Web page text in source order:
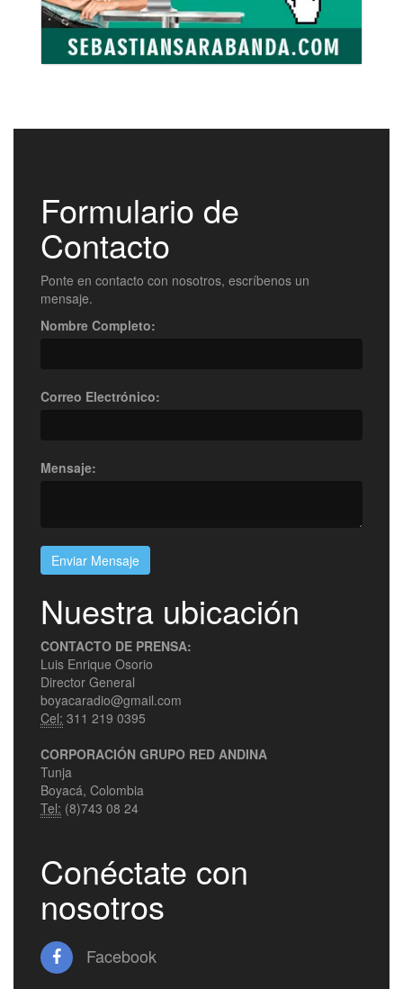
Formulario de
Contacto
Ponte en contacto con nosotros, escríbenos un
mensaje.
Nombre Completo:
Correo Electrónico:
Mensaje:
Enviar Mensaje
Nuestra ubicación
CONTACTO DE PRENSA:
Luis Enrique Osorio
Director General
boyacaradio@gmail.com
Cel: 311 219 0395
CORPORACIÓN GRUPO RED ANDINA
Tunja
Boyacá, Colombia
Tel: (8)743 08 24
Conéctate con
nosotros
Facebook